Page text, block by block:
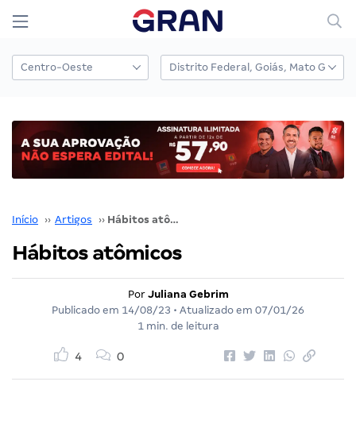
Início ›› Artigos ›› Hábitos atômicos
Hábitos atômicos
Por Juliana Gebrim
Publicado em 14/08/23 • Atualizado em 07/01/26
1 min. de leitura
4 0